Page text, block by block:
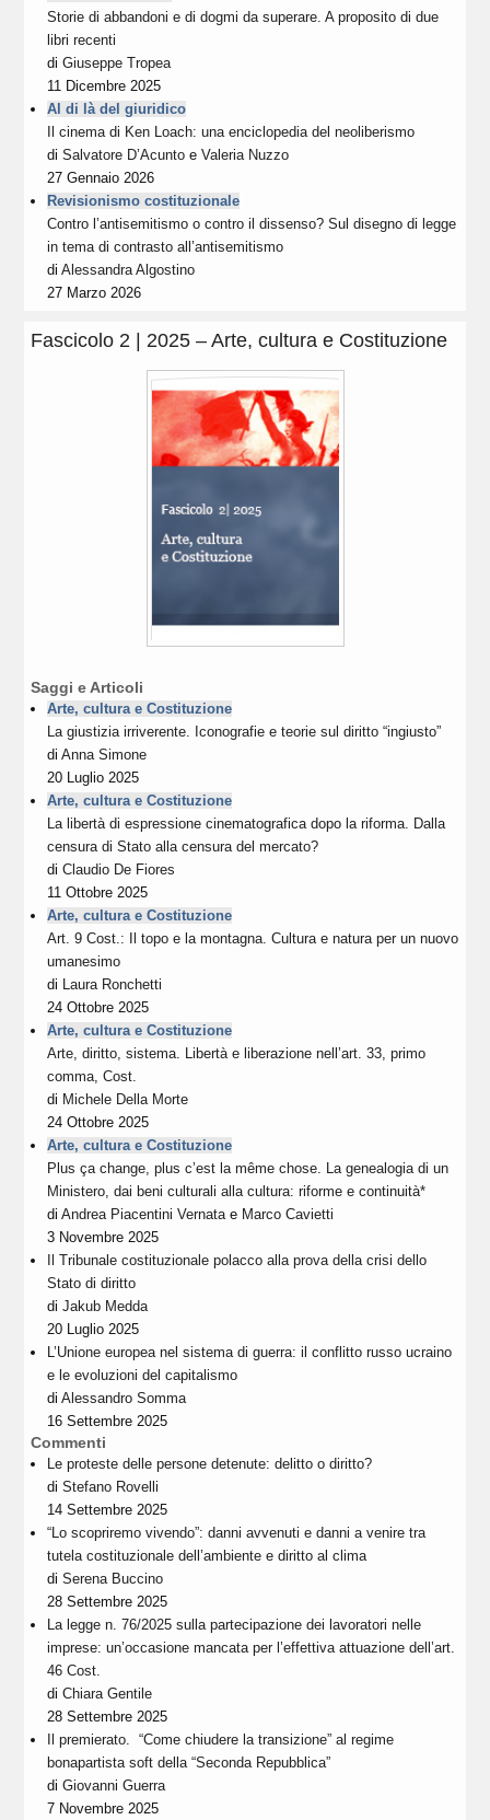
Storie di abbandoni e di dogmi da superare. A proposito di due
libri recenti
diGiuseppe Tropea
11 Dicembre 2025
Al di là del giuridico
Il cinema di Ken Loach: una enciclopedia del neoliberismo
diSalvatore D’Acunto eValeria Nuzzo
27 Gennaio 2026
Revisionismo costituzionale
Contro l’antisemitismo o contro il dissenso? Sul disegno di legge
in tema di contrasto all’antisemitismo
diAlessandra Algostino
27 Marzo 2026
Fascicolo 2 | 2025 – Arte, cultura e Costituzione
Saggi e Articoli
Arte, cultura e Costituzione
La giustizia irriverente. Iconografie e teorie sul diritto “ingiusto”
diAnna Simone
20 Luglio 2025
Arte, cultura e Costituzione
La libertà di espressione cinematografica dopo la riforma. Dalla
censura di Stato alla censura del mercato?
diClaudio De Fiores
11 Ottobre 2025
Arte, cultura e Costituzione
Art. 9 Cost.: Il topo e la montagna. Cultura e natura per un nuovo
umanesimo
di Laura Ronchetti
24 Ottobre 2025
Arte, cultura e Costituzione
Arte, diritto, sistema. Libertà e liberazione nell’art. 33, primo
comma, Cost.
di Michele Della Morte
24 Ottobre 2025
Arte, cultura e Costituzione
Plus ça change, plus c’est la même chose. La genealogia di un
Ministero, dai beni culturali alla cultura: riforme e continuità*
diAndrea Piacentini Vernatae Marco Cavietti
3 Novembre 2025
Il Tribunale costituzionale polacco alla prova della crisi dello
Stato di diritto
diJakub Medda
20 Luglio 2025
L’Unione europea nel sistema di guerra: il conflitto russo ucraino
e le evoluzioni del capitalismo
diAlessandro Somma
16 Settembre 2025
Commenti
Le proteste delle persone detenute: delitto o diritto?
diStefano Rovelli
14 Settembre 2025
“Lo scopriremo vivendo”: danni avvenuti e danni a venire tra
tutela costituzionale dell’ambiente e diritto al clima
diSerena Buccino
28 Settembre 2025
La legge n. 76/2025 sulla partecipazione dei lavoratori nelle
imprese: un’occasione mancata per l’effettiva attuazione dell’art.
46 Cost.
diChiara Gentile
28 Settembre 2025
Il premierato. “Come chiudere la transizione” al regime
bonapartista soft della “Seconda Repubblica”
diGiovanni Guerra
7 Novembre 2025